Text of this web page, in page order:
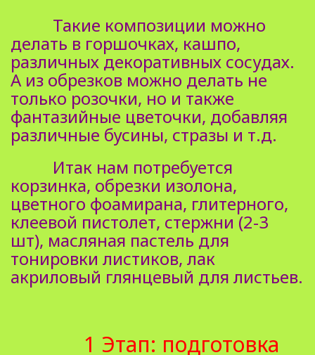
Такие композиции можно
делать в горшочках, кашпо,
различных декоративных сосудах.
А из обрезков можно делать не
только розочки, но и также
фантазийные цветочки, добавляя
различные бусины, стразы и т.д.
Итак нам потребуется
корзинка, обрезки изолона,
цветного фоамирана, глитерного,
клеевой пистолет, стержни (2-3
шт), масляная пастель для
тонировки листиков, лак
акриловый глянцевый для листьев.
1 Этап: подготовка